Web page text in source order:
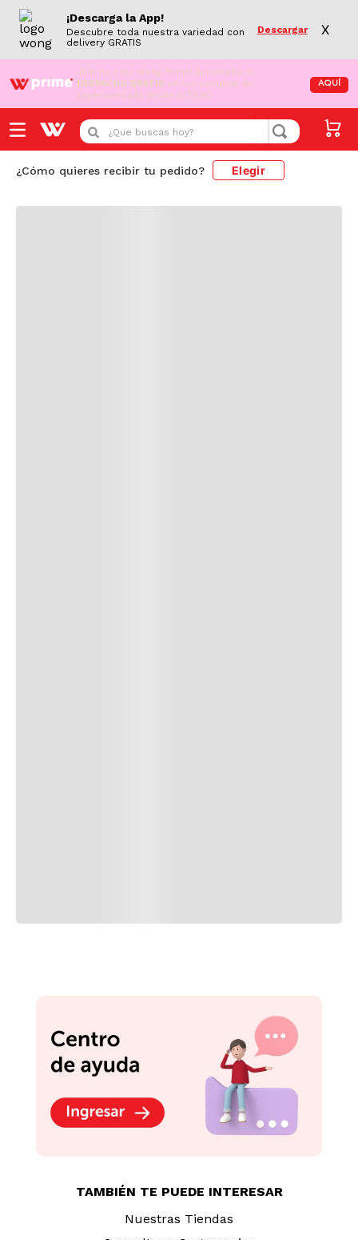
¡Descarga la App!
Descubre toda nuestra variedad con
delivery GRATIS
Descargar X
¡Aún no eres Wong Prime! Aprovecha el
DESPACHO GRATIS en tus compras de
supermercado desde S/79.90
AQUÍ
¿Que buscas hoy?
¿Cómo quieres recibir tu pedido? Elegir
Resultado de búsqueda PRODUCTOS
TAMBIÉN TE PUEDE INTERESAR
Nuestras Tiendas